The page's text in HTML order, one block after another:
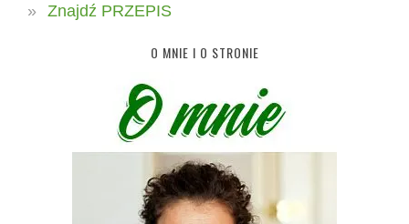
Znajdź PRZEPIS
O MNIE I O STRONIE